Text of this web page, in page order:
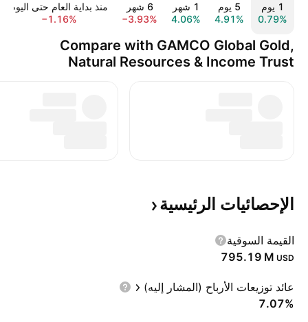
‎‎1‎ يوم
0.79%
‎‎5‎ يوم
4.91%
‎1‎ شهر
4.06%
‎6‎ شهر
−3.93%
منذ بداية العام حتى اليوم
−1.16%
Compare with GAMCO Global Gold,
Natural Resources & Income Trust
الإحصائيات الرئيسية
القيمة السوقية
‪795.19 M‬ USD
عائد توزيعات الأرباح (المشار إليه)
7.07%